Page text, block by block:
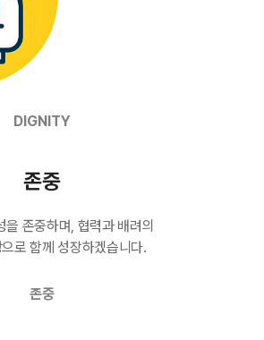
DIGNITY
존중
을 존중하며, 협력과 배려의
로 함께 성장하겠습니다.
존중